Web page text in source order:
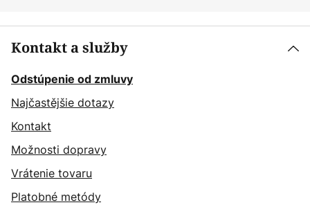
Kontakt a služby
Odstúpenie od zmluvy
Najčastějšie dotazy
Kontakt
Možnosti dopravy
Vrátenie tovaru
Platobné metódy